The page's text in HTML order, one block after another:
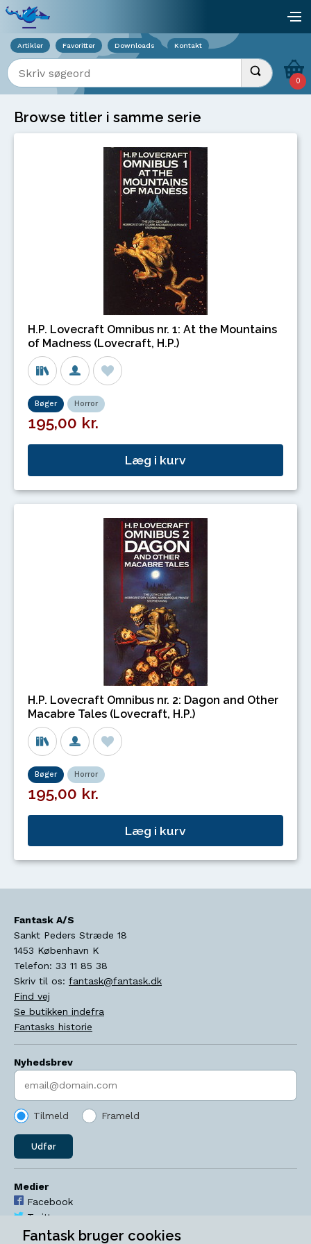
Artikler Favoritter Downloads Kontakt
Indtast søgeord Udfør søgning
0
Browse titler i samme serie
H.P. Lovecraft Omnibus nr. 1: At the Mountains
of Madness (Lovecraft, H.P.)
Bøger Horror
195,00 kr.
Læg i kurv
H.P. Lovecraft Omnibus nr. 2: Dagon and Other
Macabre Tales (Lovecraft, H.P.)
Bøger Horror
195,00 kr.
Læg i kurv
Fantask A/S
Sankt Peders Stræde 18
1453 København K
Telefon: 33 11 85 38
Skriv til os: fantask@fantask.dk
Find vej
Se butikken indefra
Fantasks historie
Nyhedsbrev
Indtast søgeord
Tilmeld Frameld
Udfør
Medier
Facebook
Twitter
YouTube
Viser overlay for indkøbskurv
Fantask bruger cookies